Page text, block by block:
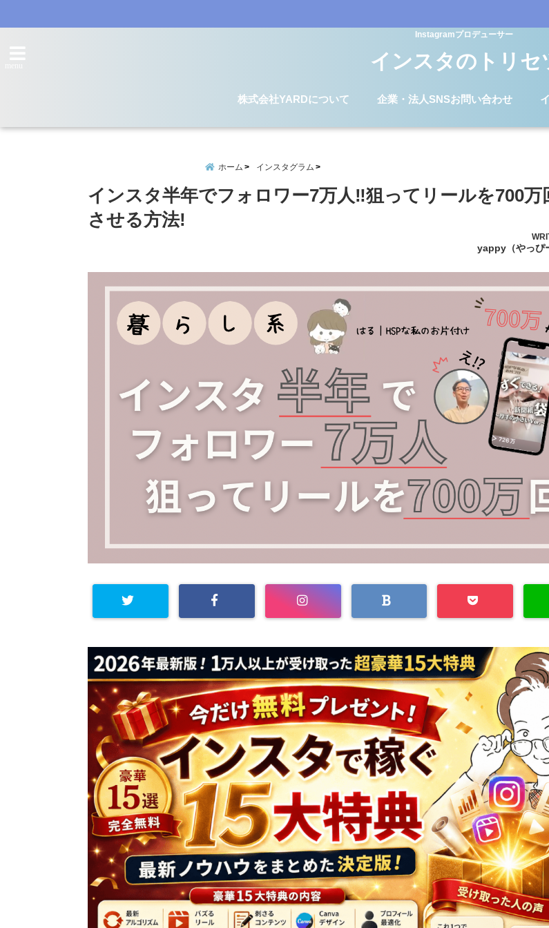
Instagramプロデューサー
インスタのトリセ
株式会社YARDについて 企業・法人SNSお問い合わせ
ホーム インスタグラム
インスタ半年でフォロワー7万人‼︎狙ってリールを700万
させる方法!
yappy（やっぴ